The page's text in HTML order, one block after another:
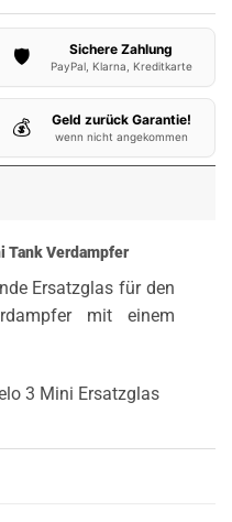
🛡️ Sichere Zahlung
PayPal, Klarna, Kreditkarte
💰 Geld zurück Garantie!
wenn nicht angekommen
Tank Verdampfer
Ersatzglas für den
mit einem
3 Mini Ersatzglas